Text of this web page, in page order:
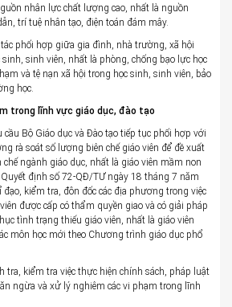
nhân lực chất lượng cao, nhất là nguồn
trí tuệ nhân tạo, điện toán đám mây.
phối hợp giữa gia đình, nhà trường, xã hội
sinh viên, nhất là phòng, chống bạo lực học
và tệ nạn xã hội trong học sinh, sinh viên, bảo
học.
trong lĩnh vực giáo dục, đào tạo
Bộ Giáo dục và Đào tạo tiếp tục phối hợp với
rà soát số lượng biên chế giáo viên để đề xuất
ngành giáo dục, nhất là giáo viên mầm non
định số 72-QĐ/TƯ ngày 18 tháng 7 năm
kiểm tra, đôn đốc các địa phương trong việc
được cấp có thẩm quyền giao và có giải pháp
tình trạng thiếu giáo viên, nhất là giáo viên
môn học mới theo Chương trình giáo dục phổ
tra, kiểm tra việc thực hiện chính sách, pháp luật
ngừa và xử lý nghiêm các vi phạm trong lĩnh